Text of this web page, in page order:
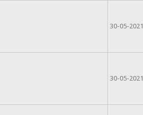
30-05-2021
30-05-2021